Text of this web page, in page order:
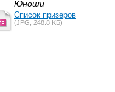
Юноши
Список призеров
(JPG, 248.8 KБ)